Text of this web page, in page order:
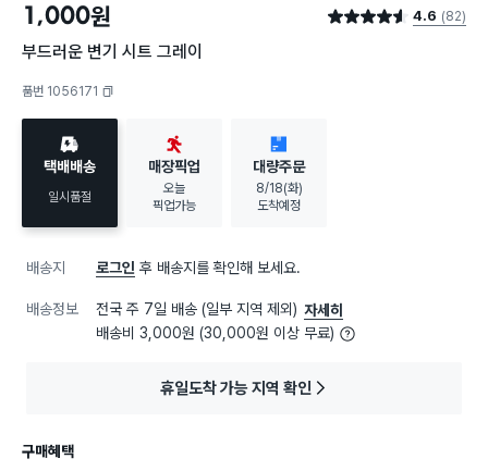
1,000원 별점 4.6점 4.6 (82)
부드러운 변기 시트 그레이
품번 1056171
택배배송
일시품절
매장픽업
오늘
픽업가능
대량주문
8/18(화)
도착예정
배송지 로그인 후 배송지를 확인해 보세요.
배송정보 전국 주 7일 배송 (일부 지역 제외) 자세히
배송비 3,000원 (30,000원 이상 무료)
휴일도착 가능 지역 확인
구매혜택